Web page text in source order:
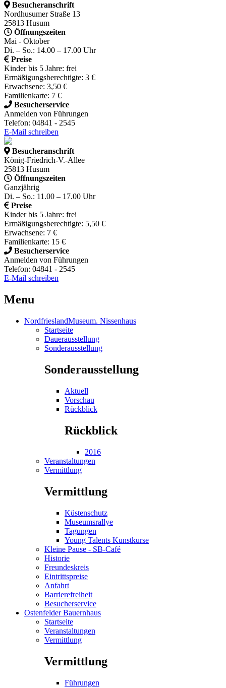
Besucheranschrift
Nordhusumer Straße 13
25813 Husum
Öffnungszeiten
Mai - Oktober
Di. – So.: 14.00 – 17.00 Uhr
Preise
Kinder bis 5 Jahre: frei
Ermäßigungsberechtigte: 3 €
Erwachsene: 3,50 €
Familienkarte: 7 €
Besucherservice
Anmelden von Führungen
Telefon: 04841 - 2545
E-Mail schreiben
Besucheranschrift
König-Friedrich-V.-Allee
25813 Husum
Öffnungszeiten
Ganzjährig
Di. – So.: 11.00 – 17.00 Uhr
Preise
Kinder bis 5 Jahre: frei
Ermäßigungsberechtigte: 5,50 €
Erwachsene: 7 €
Familienkarte: 15 €
Besucherservice
Anmelden von Führungen
Telefon: 04841 - 2545
E-Mail schreiben
Menu
NordfrieslandMuseum. Nissenhaus
Startseite
Dauerausstellung
Sonderausstellung
Sonderausstellung
Aktuell
Vorschau
Rückblick
Rückblick
2016
Veranstaltungen
Vermittlung
Vermittlung
Küstenschutz
Museumsrallye
Tagungen
Young Talents Kunstkurse
Kleine Pause - SB-Café
Historie
Freundeskreis
Eintrittspreise
Anfahrt
Barrierefreiheit
Besucherservice
Ostenfelder Bauernhaus
Startseite
Veranstaltungen
Vermittlung
Vermittlung
Führungen